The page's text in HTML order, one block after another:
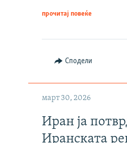
прочитај повеќе
Сподели
март 30, 2026
Иран ја
Иранската